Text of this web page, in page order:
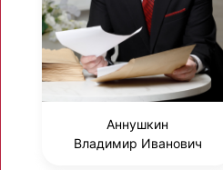
Аннушкин
Владимир Иванович